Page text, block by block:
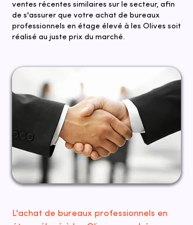
ventes récentes similaires sur le secteur, afin
de s'assurer que votre achat de bureaux
professionnels en étage élevé à les Olives soit
réalisé au juste prix du marché.
L'achat de bureaux professionnels en